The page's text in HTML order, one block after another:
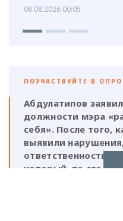
08.08.2026 00:05
ПОУЧАСТВУЙТЕ В
Абдулатипов
должности мэра
себя». После того,
выявили
ответственность
который, по его же